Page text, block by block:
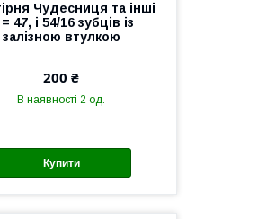
Чудесниця та інші
47, і 54/16 зубців із
залізною втулкою
200 ₴
В наявності 2 од.
Купити